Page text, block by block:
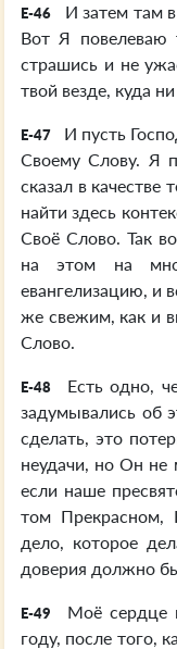
E-46
И затем там
Вот Я повелеваю
страшись и не
твой везде, куда
E-47
И пусть
Своему Слову. Я
сказал в качестве
найти здесь
Своё Слово. Так
на этом на
евангелизацию, и
же свежим, как и
Слово.
E-48
Есть одно,
задумывались об
сделать, это
неудачи, но Он не
если наше
том Прекрасном,
дело, которое
доверия должно
E-49
Моё сердце
году, после того,